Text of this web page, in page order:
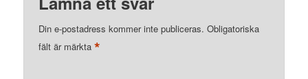
Din e-postadress kommer inte publiceras. Obligatoriska
fält är märkta*